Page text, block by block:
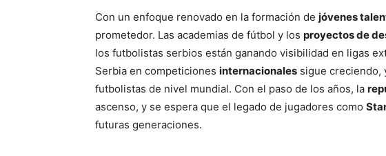
Con un enfoque renovado en la formación de jóvenes
prometedor. Las academias de fútbol y los proyectos de
los futbolistas serbios están ganando visibilidad en ligas
Serbia en competiciones internacionales sigue creciendo,
futbolistas de nivel mundial. Con el paso de los años, la
ascenso, y se espera que el legado de jugadores como
futuras generaciones.